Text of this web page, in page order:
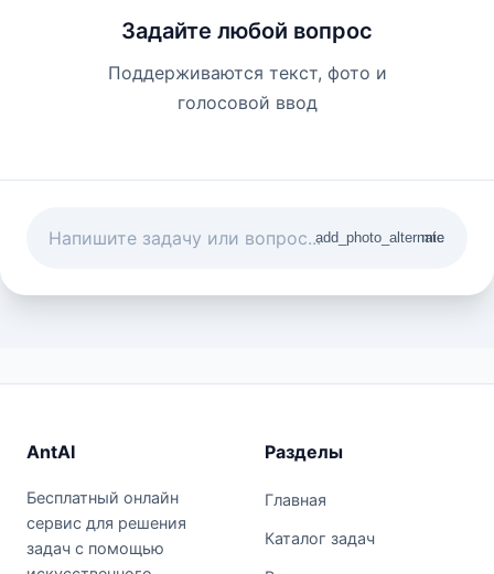
Задайте любой вопрос
Поддерживаются текст, фото и
голосовой ввод
add_photo_alternate
mic
AntAI
Бесплатный онлайн
сервис для решения
задач с помощью
Разделы
Главная
Каталог задач